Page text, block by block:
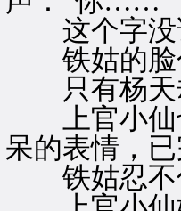
这个字没
铁姑的脸
只有杨天
上官小仙
呆的表情，已
铁姑忍不住